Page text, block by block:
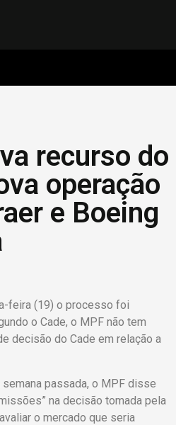
recurso do
operação
e Boeing
feira (19) o processo foi
o Cade, o MPF não tem
decisão do Cade em relação a
passada, o MPF disse
na decisão tomada pela
o mercado que seria